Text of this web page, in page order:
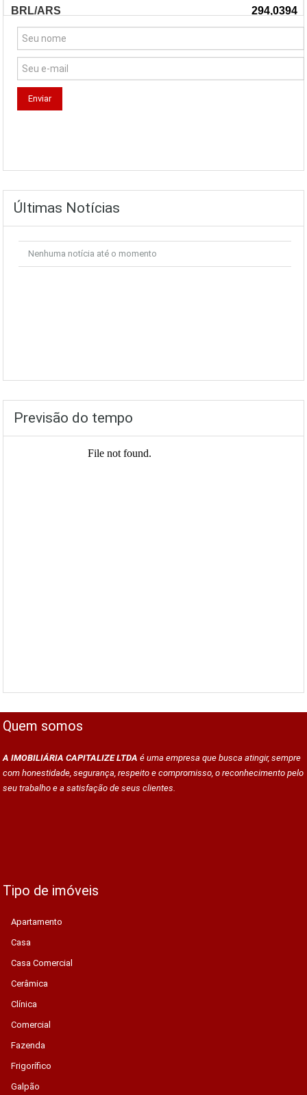
Últimas Notícias
Nenhuma notícia até o momento
Previsão do tempo
Quem somos
A IMOBILIÁRIA CAPITALIZE LTDA é uma empresa que busca atingir, sempre
com honestidade, segurança, respeito e compromisso, o reconhecimento pelo
seu trabalho e a satisfação de seus clientes.
Tipo de imóveis
Apartamento
Casa
Casa Comercial
Cerâmica
Clínica
Comercial
Fazenda
Frigorífico
Galpão